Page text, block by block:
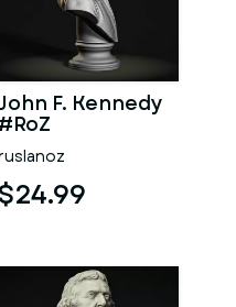
John F. Kennedy
#RoZ
$24.99